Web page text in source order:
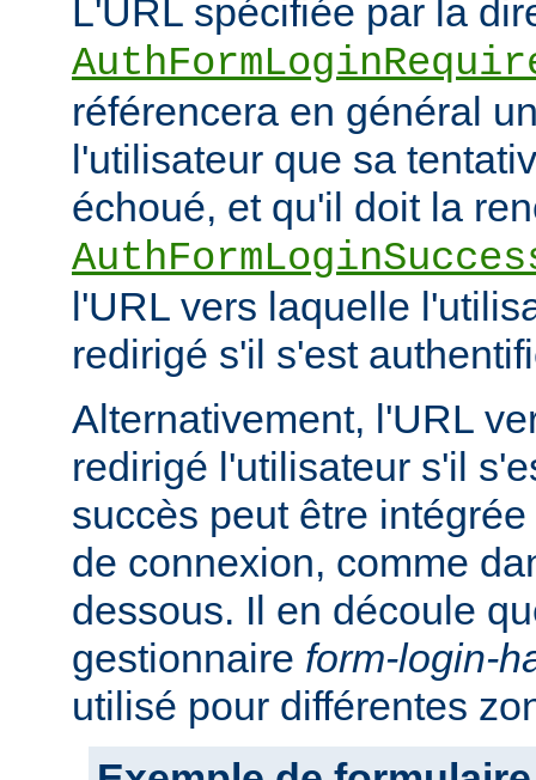
L'URL spécifiée par la
référencera en général
l'utilisateur que sa
échoué, et qu'il doit la
l'URL vers laquelle
redirigé s'il s'est
Alternativement, l'URL
redirigé l'utilisateur s'il
succès peut être
de connexion, comme
dessous. Il en découle
gestionnaire form-login-
utilisé pour différentes